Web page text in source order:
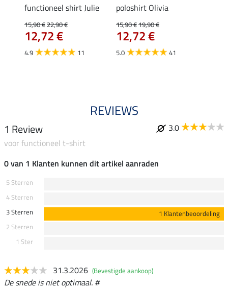
functioneel shirt Julie
15,90 €22,90 €
12,72 €
4.9 11
poloshirt Olivia
15,90 €19,90 €
12,72 €
5.0 41
REVIEWS
1 Review
3.0
voor functioneel t-shirt
0 van 1 Klanten kunnen dit artikel aanraden
5 Sterren
4 Sterren
3 Sterren
1 Klantenbeoordeling
2 Sterren
1 Ster
31.3.2026 (Bevestigde aankoop)
De snede is niet optimaal. #